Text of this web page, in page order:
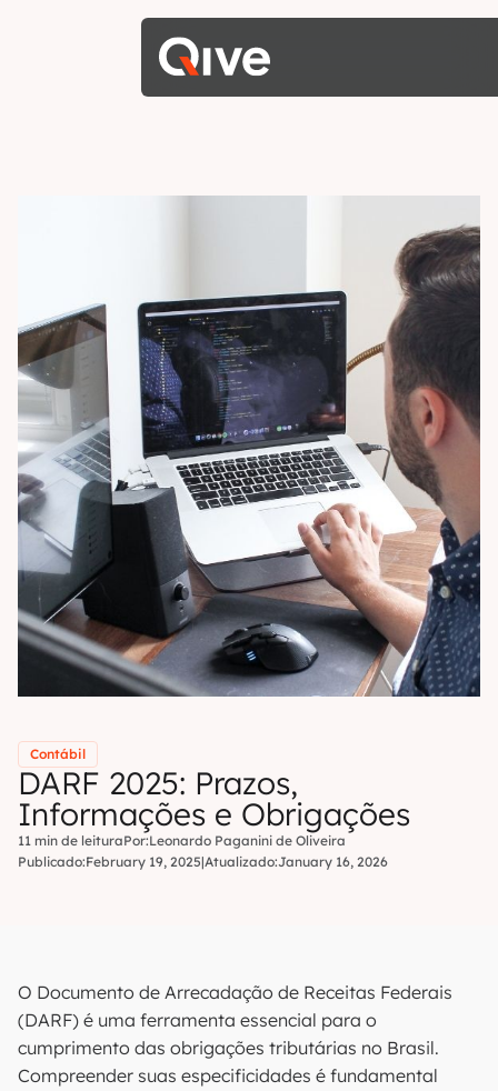
Contábil
DARF 2025: Prazos,
Informações e Obrigações
11 min de leituraPor:Leonardo Paganini de Oliveira
Publicado:February 19, 2025|Atualizado:January 16, 2026
O Documento de Arrecadação de Receitas Federais
(DARF) é uma ferramenta essencial para o
cumprimento das obrigações tributárias no Brasil.
Compreender suas especificidades é fundamental